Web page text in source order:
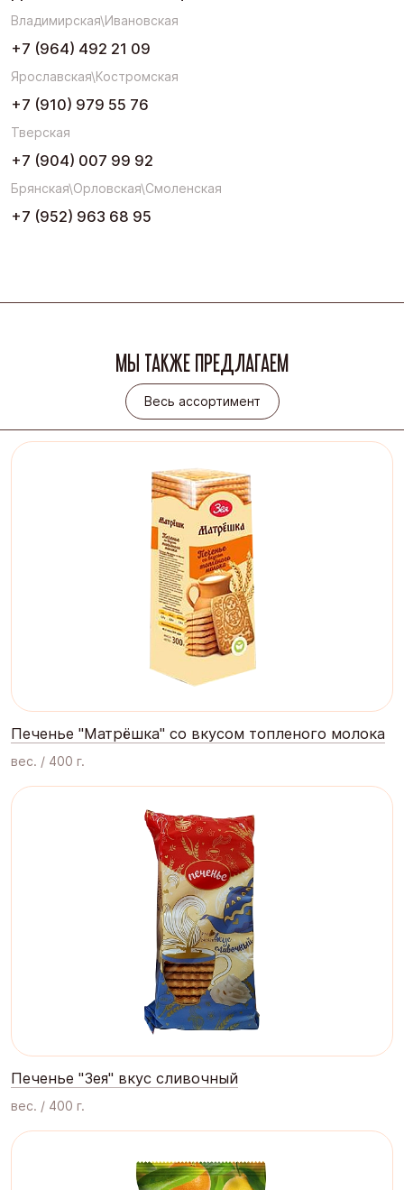
Владимирская\Ивановская
+7 (964) 492 21 09
Ярославская\Костромская
+7 (910) 979 55 76
Тверская
+7 (904) 007 99 92
Брянская\Орловская\Смоленская
+7 (952) 963 68 95
МЫ ТАКЖЕ ПРЕДЛАГАЕМ
Весь ассортимент
Весь ассортимент
Печенье "Матрёшка" со вкусом топленого молока
вес. / 400 г.
Печенье "Зея" вкус сливочный
вес. / 400 г.